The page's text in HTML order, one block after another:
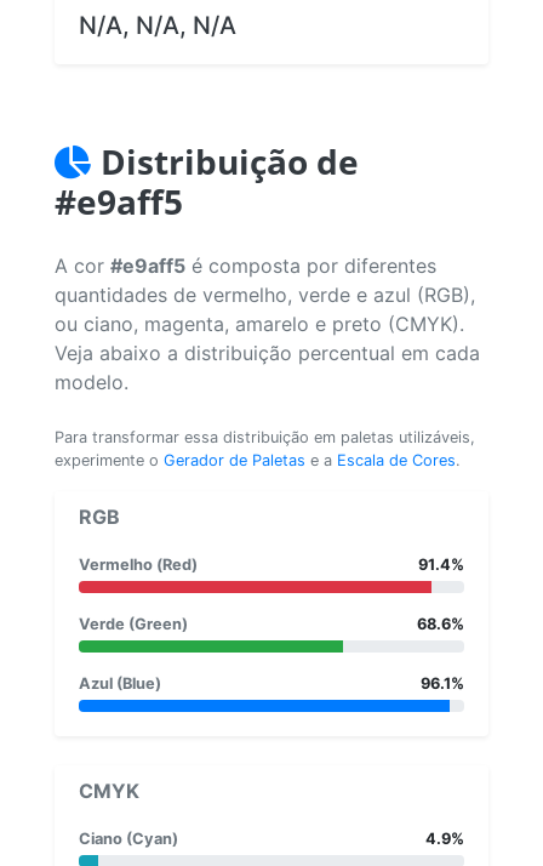
N/A, N/A, N/A
Distribuição de
#e9aff5
A cor #e9aff5 é composta por diferentes
quantidades de vermelho, verde e azul (RGB),
ou ciano, magenta, amarelo e preto (CMYK).
Veja abaixo a distribuição percentual em cada
modelo.
Para transformar essa distribuição em paletas utilizáveis,
experimente o Gerador de Paletas e a Escala de Cores.
RGB
Vermelho (Red) 91.4%
Verde (Green) 68.6%
Azul (Blue) 96.1%
CMYK
Ciano (Cyan) 4.9%